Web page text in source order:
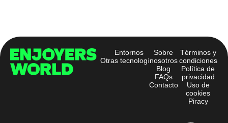
Entornos
Otras tecnologías
Sobre
nosotros
Blog
FAQs
Contacto
Términos y
condiciones
Política de
privacidad
Uso de
cookies
Piracy